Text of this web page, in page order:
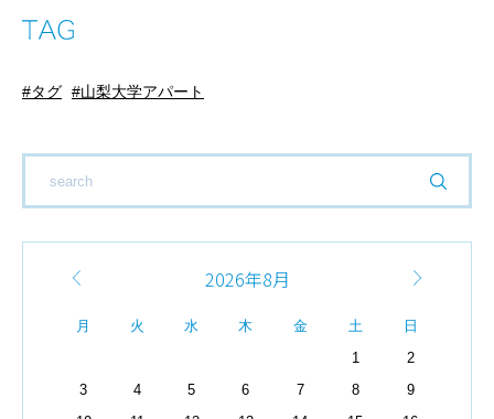
タグ 山梨大学アパート
2026年8月
月 火 水 木 金 土
日
1
2
3
4 5 6 7 8
9